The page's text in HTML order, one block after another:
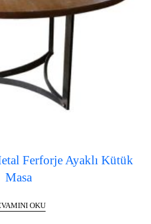
Ferforje Ayaklı Kütük
Masa
OKU